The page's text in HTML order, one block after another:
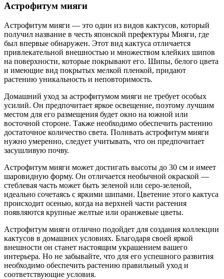
Астрофитум мияги
Астрофитум мияги — это один из видов кактусов, который
получил название в честь японской префектуры Мияги, где
был впервые обнаружен. Этот вид кактуса отличается
привлекательной внешностью и множеством клейких шипов
на поверхности, которые покрывают его. Шипы, белого цвета
и имеющие вид покрытых мелкой пленкой, придают
растению уникальность и неповторимость.
Домашний уход за астрофитумом мияги не требует особых
усилий. Он предпочитает яркое освещение, поэтому лучшим
местом для его размещения будет окно на южной или
восточной стороне. Также необходимо обеспечить растению
достаточное количество света. Поливать астрофитум мияги
нужно умеренно, следует учитывать, что он предпочитает
засушливую почву.
Астрофитум мияги может достигать высоты до 30 см и имеет
шаровидную форму. Он отличается необычной окраской —
стеблевая часть может быть зеленой или серо-зеленой,
идеально сочетаясь с яркими шипами. Цветение этого кактуса
происходит осенью, когда на верхней части растения
появляются крупные желтые или оранжевые цветы.
Астрофитум мияги отлично подойдет для создания коллекции
кактусов в домашних условиях. Благодаря своей яркой
внешности он станет настоящим украшением вашего
интерьера. Но не забывайте, что для его успешного развития
необходимо обеспечить растению правильный уход и
соответствующие условия.